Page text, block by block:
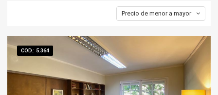
Precio de menor a mayor
COD.: 5.364